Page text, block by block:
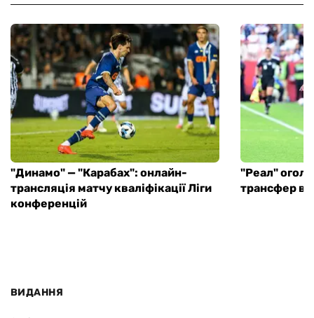
"Динамо" — "Карабах": онлайн-
трансляція матчу кваліфікації Ліги
конференцій
"Реал"
трансфер в
ВИДАННЯ